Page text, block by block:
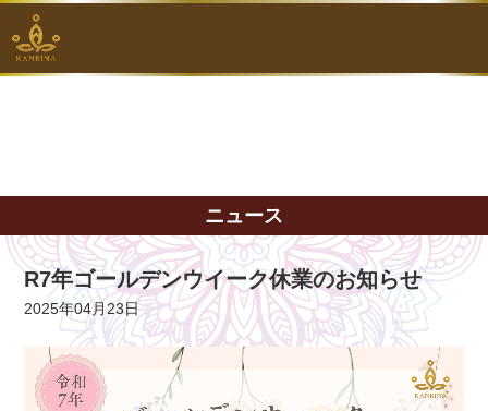
ニュース
R7年ゴールデンウイーク休業のお知らせ
2025年04月23日